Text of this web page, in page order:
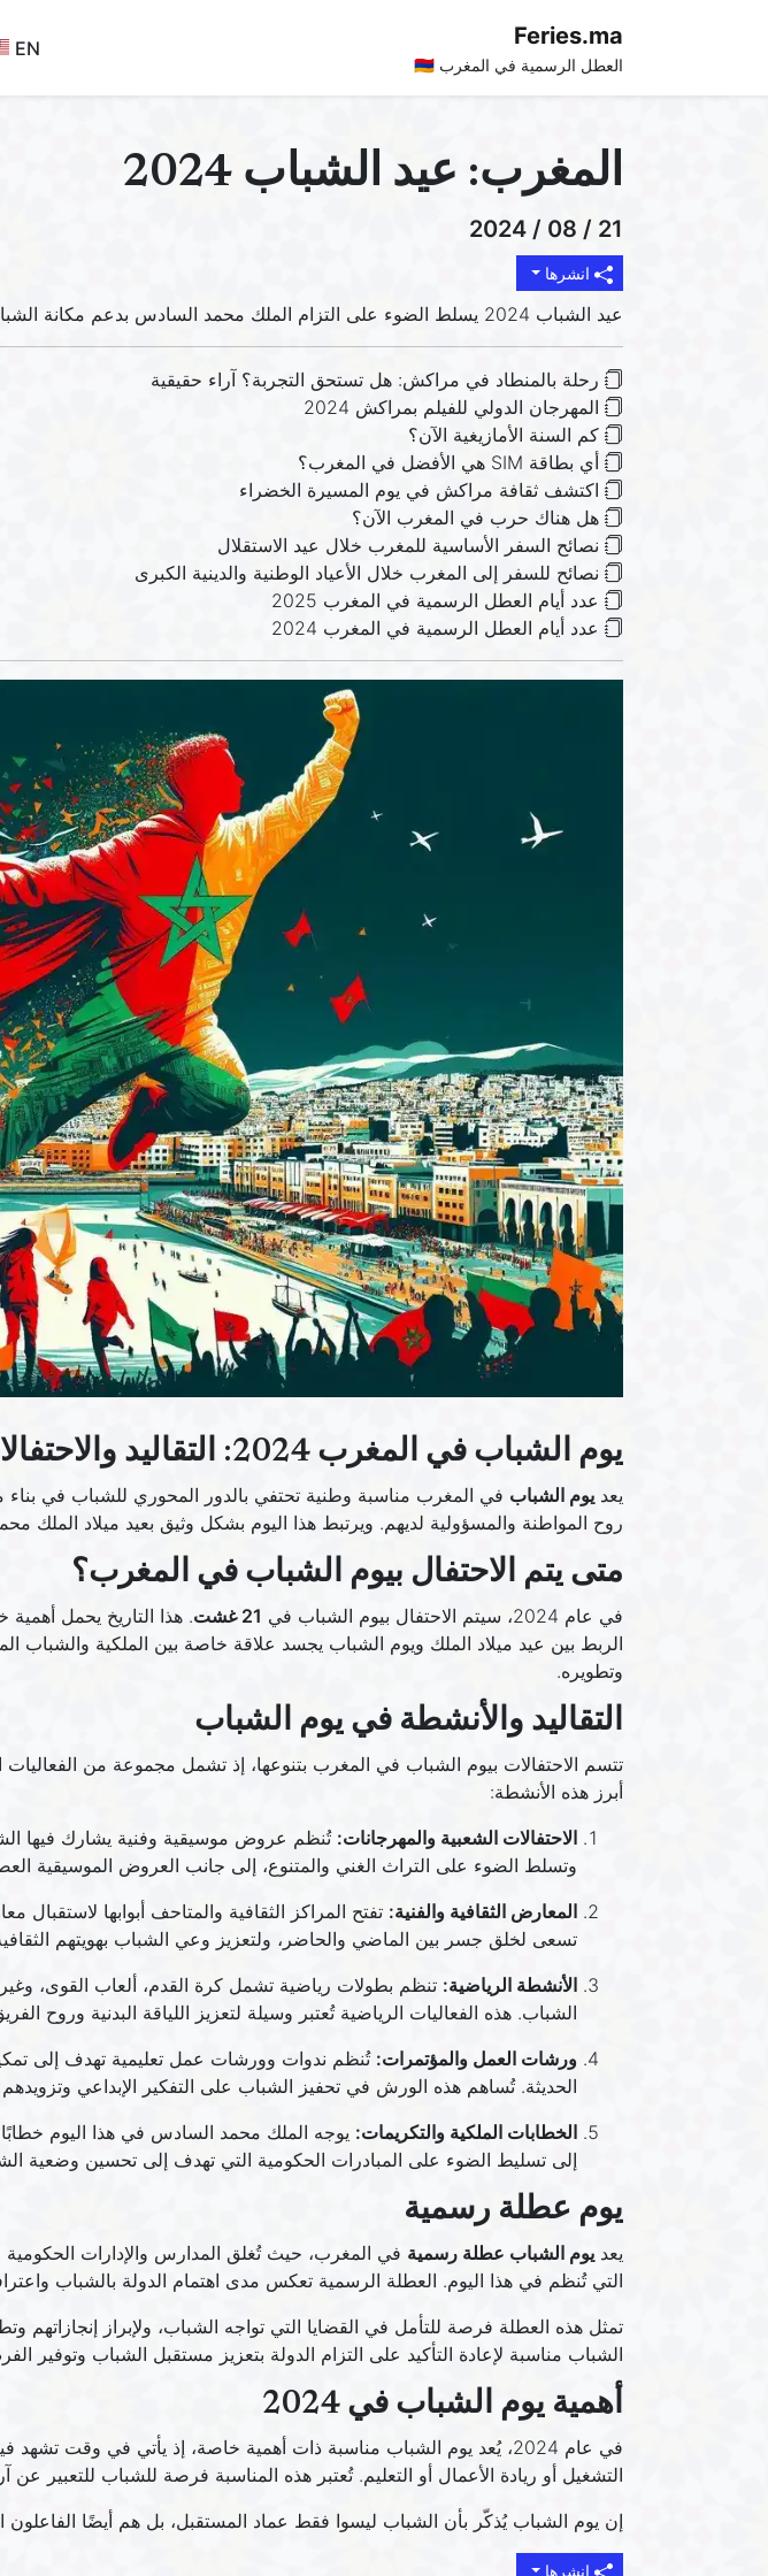
Feries.ma
العطل الرسمية في المغرب 🇲🇦
EN
المغرب: عيد الشباب 2024
21 / 08 / 2024
انشرها
عيد الشباب 2024 يسلط الضوء على التزام الملك محمد السادس بدعم مكانة الشباب في المغرب، وتعزيز مشاركتهم السياسية والاقتصادية في التنمية المجتمعية.
رحلة بالمنطاد في مراكش: هل تستحق التجربة؟ آراء حقيقية
المهرجان الدولي للفيلم بمراكش 2024
كم السنة الأمازيغية الآن؟
أي بطاقة SIM هي الأفضل في المغرب؟
اكتشف ثقافة مراكش في يوم المسيرة الخضراء
هل هناك حرب في المغرب الآن؟
نصائح السفر الأساسية للمغرب خلال عيد الاستقلال
نصائح للسفر إلى المغرب خلال الأعياد الوطنية والدينية الكبرى
عدد أيام العطل الرسمية في المغرب 2025
عدد أيام العطل الرسمية في المغرب 2024
يوم الشباب في المغرب 2024: التقاليد والاحتفالات وأهميتها
يعد يوم الشباب في المغرب مناسبة وطنية تحتفي بالدور المحوري للشباب في بناء
روح المواطنة والمسؤولية لديهم. ويرتبط هذا اليوم بشكل وثيق بعيد ميلاد الملك
متى يتم الاحتفال بيوم الشباب في المغرب؟
في عام 2024، سيتم الاحتفال بيوم الشباب في 21 غشت
الربط بين عيد ميلاد الملك ويوم الشباب يجسد علاقة خاصة بين الملكية والشباب
وتطويره.
التقاليد والأنشطة في يوم الشباب
تتسم الاحتفالات بيوم الشباب في المغرب بتنوعها، إذ تشمل مجموعة من الفعاليات
أبرز هذه الأنشطة:
الاحتفالات الشعبية والمهرجانات: تُنظم عروض موسيقية وفنية يشارك فيها
وتسلط الضوء على التراث الغني والمتنوع، إلى جانب العروض الموسيقية
المعارض الثقافية والفنية: تفتح المراكز الثقافية والمتاحف أبوابها
تسعى لخلق جسر بين الماضي والحاضر، ولتعزيز وعي الشباب بهويتهم
الأنشطة الرياضية: تنظم بطولات رياضية تشمل كرة القدم، ألعاب القوى،
الشباب. هذه الفعاليات الرياضية تُعتبر وسيلة لتعزيز اللياقة البدنية وروح
ورشات العمل والمؤتمرات: تُنظم ندوات وورشات عمل تعليمية تهدف إلى
الحديثة. تُساهم هذه الورش في تحفيز الشباب على التفكير الإبداعي وتزويدهم
الخطابات الملكية والتكريمات: يوجه الملك محمد السادس في هذا اليوم خطابًا
إلى تسليط الضوء على المبادرات الحكومية التي تهدف إلى تحسين وضعية
يوم عطلة رسمية
يعد يوم الشباب عطلة رسمية في المغرب، حيث تُغلق المدارس والإدارات الحكومية
التي تُنظم في هذا اليوم. العطلة الرسمية تعكس مدى اهتمام الدولة بالشباب
تمثل هذه العطلة فرصة للتأمل في القضايا التي تواجه الشباب، ولإبراز إنجازاتهم
الشباب مناسبة لإعادة التأكيد على التزام الدولة بتعزيز مستقبل الشباب وتوفير
أهمية يوم الشباب في 2024
في عام 2024، يُعد يوم الشباب مناسبة ذات أهمية خاصة، إذ يأتي في وقت
التشغيل أو ريادة الأعمال أو التعليم. تُعتبر هذه المناسبة فرصة للشباب للتعبير
إن يوم الشباب يُذكّر بأن الشباب ليسوا فقط عماد المستقبل، بل هم أيضًا
انشرها